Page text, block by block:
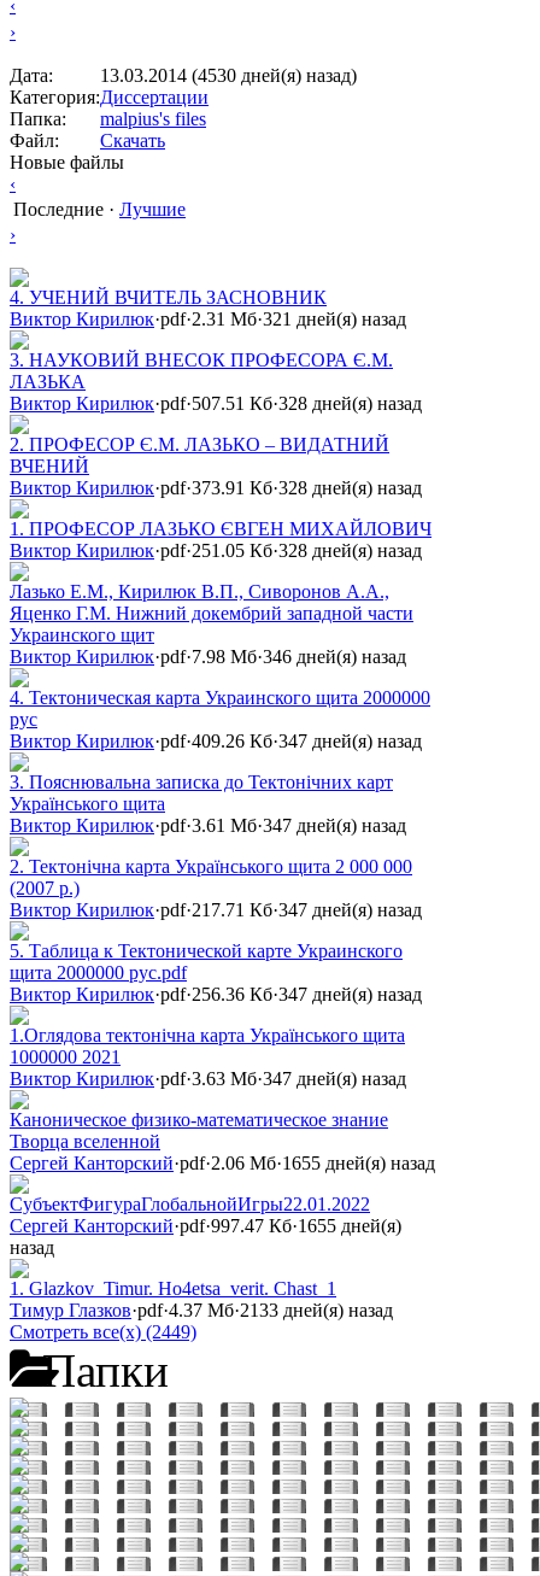
‹
›
Дата:
13.03.2014 (4530 дней(я) назад)
Категория:Диссертации
Папка:
malpius's files
Файл:
Скачать
Новые файлы
‹
Последние · Лучшие
›
4. УЧЕНИЙ ВЧИТЕЛЬ ЗАСНОВНИК
Виктор Кирилюк·pdf·2.31 Мб·321 дней(я) назад
3. НАУКОВИЙ ВНЕСОК ПРОФЕСОРА Є.М.
ЛАЗЬКА
Виктор Кирилюк·pdf·507.51 Кб·328 дней(я) назад
2. ПРОФЕСОР Є.М. ЛАЗЬКО – ВИДАТНИЙ
ВЧЕНИЙ
Виктор Кирилюк·pdf·373.91 Кб·328 дней(я) назад
1. ПРОФЕСОР ЛАЗЬКО ЄВГЕН МИХАЙЛОВИЧ
Виктор Кирилюк·pdf·251.05 Кб·328 дней(я) назад
Лазько Е.М., Кирилюк В.П., Сиворонов А.А.,
Яценко Г.М. Нижний докембрий западной части
Украинского щит
Виктор Кирилюк·pdf·7.98 Мб·346 дней(я) назад
4. Тектоническая карта Украинского щита 2000000
рус
Виктор Кирилюк·pdf·409.26 Кб·347 дней(я) назад
3. Пояснювальна записка до Тектонічних карт
Українського щита
Виктор Кирилюк·pdf·3.61 Мб·347 дней(я) назад
2. Тектонічна карта Українського щита 2 000 000
(2007 р.)
Виктор Кирилюк·pdf·217.71 Кб·347 дней(я) назад
5. Таблица к Тектонической карте Украинского
щита 2000000 рус.pdf
Виктор Кирилюк·pdf·256.36 Кб·347 дней(я) назад
1.Оглядова тектонічна карта Українського щита
1000000 2021
Виктор Кирилюк·pdf·3.63 Мб·347 дней(я) назад
Каноническое физико-математическое знание
Творца вселенной
Сергей Канторский·pdf·2.06 Мб·1655 дней(я) назад
СубъектФигураГлобальнойИгры22.01.2022
Сергей Канторский·pdf·997.47 Кб·1655 дней(я)
назад
1. Glazkov_Timur. Ho4etsa_verit. Chast_1
Тимур Глазков·pdf·4.37 Мб·2133 дней(я) назад
Смотреть все(х) (2449)
Папки